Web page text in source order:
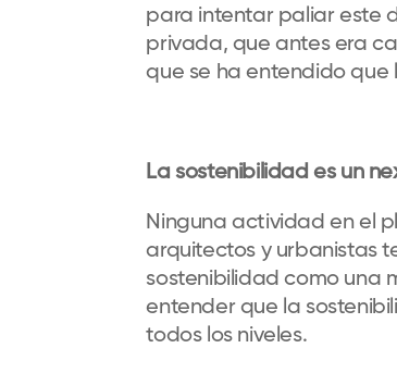
para intentar paliar este
privada, que antes era
que se ha entendido
La sostenibilidad es un
Ninguna actividad en el
arquitectos y urbanistas
sostenibilidad como una
entender que la
todos los niveles.